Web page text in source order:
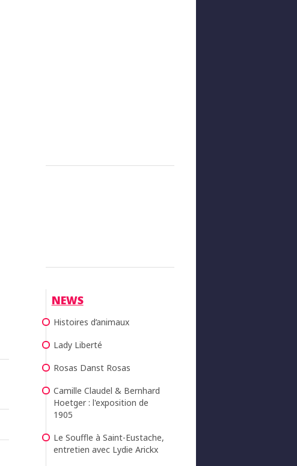
NEWS
Histoires d’animaux
Lady Liberté
Rosas Danst Rosas
Camille Claudel & Bernhard
Hoetger : l'exposition de
1905
Le Souffle à Saint-Eustache,
entretien avec Lydie Arickx